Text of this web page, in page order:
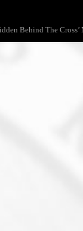
Behind The